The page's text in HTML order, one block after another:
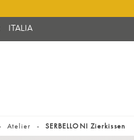
ITALIA
Atelier SERBELLONI Zierkissen